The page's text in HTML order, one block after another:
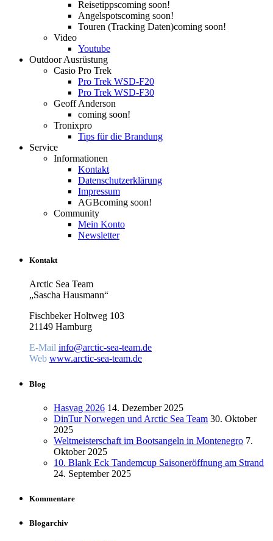
Reisetippscoming soon!
Angelspotscoming soon!
Touren (Tracking Daten)coming soon!
Video
Youtube
Outdoor Ausrüstung
Casio Pro Trek
Pro Trek WSD-F20
Pro Trek WSD-F30
Geoff Anderson
coming soon!
Tronixpro
Tips für die Brandung
Service
Informationen
Kontakt
Datenschutzerklärung
Impressum
AGBcoming soon!
Community
Mein Konto
Newsletter
Kontakt
Arctic Sea Team
„Sascha Hausmann“
Fischbeker Holtweg 103
21149 Hamburg
E-Mail info@arctic-sea-team.de
Web www.arctic-sea-team.de
Blog
Hasvag 2026 14. Dezember 2025
DinTur Norwegen und Arctic Sea Team 30. Oktober
2025
Weltmeisterschaft im Bootsangeln in Montenegro 7.
Oktober 2025
10. Blank Eck Tandemcup Saisoneröffnung am Strand
24. September 2025
Kommentare
Blogarchiv